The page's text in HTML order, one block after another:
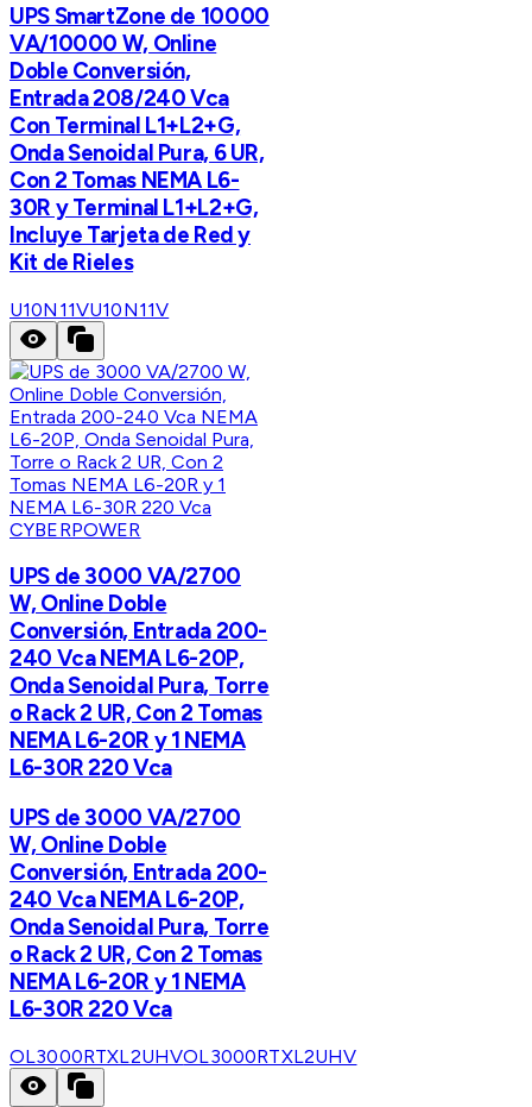
UPS SmartZone de 10000
VA/10000 W, Online
Doble Conversión,
Entrada 208/240 Vca
Con Terminal L1+L2+G,
Onda Senoidal Pura, 6 UR,
Con 2 Tomas NEMA L6-
30R y Terminal L1+L2+G,
Incluye Tarjeta de Red y
Kit de Rieles
U10N11VU10N11V
CYBERPOWER
UPS de 3000 VA/2700
W, Online Doble
Conversión, Entrada 200-
240 Vca NEMA L6-20P,
Onda Senoidal Pura, Torre
o Rack 2 UR, Con 2 Tomas
NEMA L6-20R y 1 NEMA
L6-30R 220 Vca
UPS de 3000 VA/2700
W, Online Doble
Conversión, Entrada 200-
240 Vca NEMA L6-20P,
Onda Senoidal Pura, Torre
o Rack 2 UR, Con 2 Tomas
NEMA L6-20R y 1 NEMA
L6-30R 220 Vca
OL3000RTXL2UHVOL3000RTXL2UHV